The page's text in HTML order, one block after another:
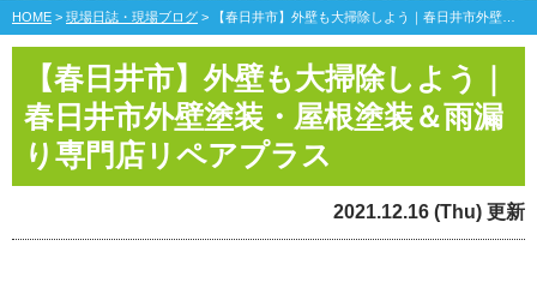
HOME > 現場日誌・現場ブログ > 【春日井市】外壁も大掃除しよう｜春日井市外壁塗装・屋根塗装＆雨漏り専門店リペアプラス
【春日井市】外壁も大掃除しよう｜
春日井市外壁塗装・屋根塗装＆雨漏
り専門店リペアプラス
2021.12.16 (Thu) 更新